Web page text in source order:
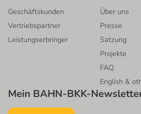
Geschäftskunden
Vertriebspartner
Leistungserbringer
Über uns
Presse
Satzung
Projekte
FAQ
English &
Mein BAHN-BKK-